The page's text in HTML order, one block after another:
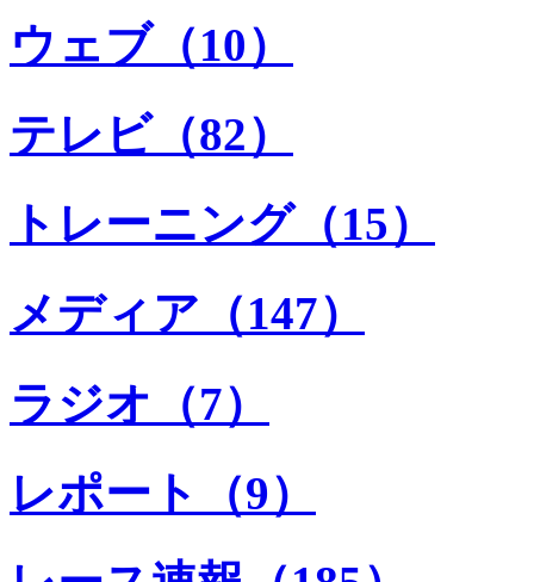
ウェブ（10）
テレビ（82）
トレーニング（15）
メディア（147）
ラジオ（7）
レポート（9）